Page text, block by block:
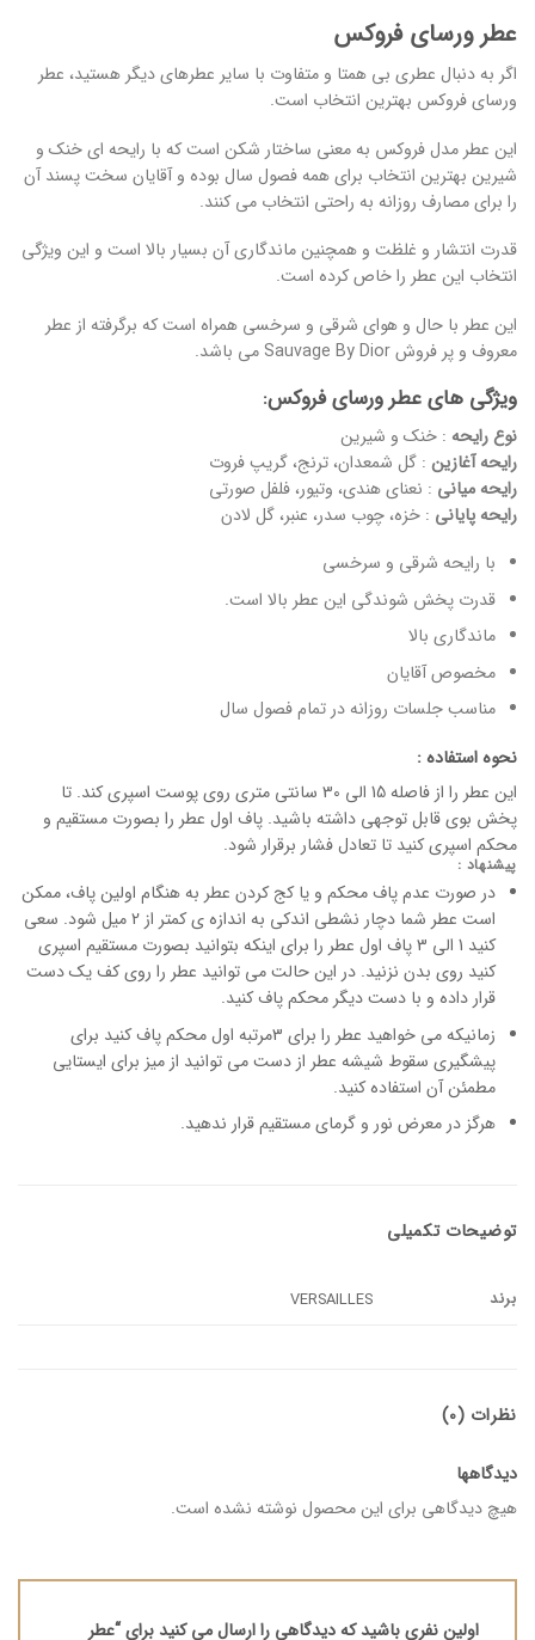
عطر ورسای فروکس
اگر به دنبال عطری بی همتا و متفاوت با سایر عطرهای دیگر هستید، عطر
ورسای فروکس بهترین انتخاب است.
این عطر مدل فروکس به معنی ساختار شکن است که با رایحه ای خنک و
شیرین بهترین انتخاب برای همه فصول سال بوده و آقایان سخت پسند آن
را برای مصارف روزانه به راحتی انتخاب می کنند.
قدرت انتشار و غلظت و همچنین ماندگاری آن بسیار بالا است و این ویژگی
انتخاب این عطر را خاص کرده است.
این عطر با حال و هوای شرقی و سرخسی همراه است که برگرفته از عطر
معروف و پر فروش Sauvage By Dior می باشد.
ویژگی های عطر ورسای فروکس:
نوع رایحه : خنک و شیرین
رایحه آغازین : گل شمعدان، ترنج، گریپ فروت
رایحه میانی : نعنای هندی، وتیور، فلفل صورتی
رایحه پایانی : خزه، چوب سدر، عنبر، گل لادن
با رایحه شرقی و سرخسی
قدرت پخش شوندگی این عطر بالا است.
ماندگاری بالا
مخصوص آقایان
مناسب جلسات روزانه در تمام فصول سال
نحوه استفاده :
این عطر را از فاصله 15 الی 30 سانتی متری روی پوست اسپری کند. تا
پخش بوی قابل توجهی داشته باشید. پاف اول عطر را بصورت مستقیم و
محکم اسپری کنید تا تعادل فشار برقرار شود.
پیشنهاد :
در صورت عدم پاف محکم و یا کج کردن عطر به هنگام اولین پاف، ممکن
است عطر شما دچار نشطی اندکی به اندازه ی کمتر از 2 میل شود. سعی
کنید 1 الی 3 پاف اول عطر را برای اینکه بتوانید بصورت مستقیم اسپری
کنید روی بدن نزنید. در این حالت می توانید عطر را روی کف یک دست
قرار داده و با دست دیگر محکم پاف کنید.
زمانیکه می خواهید عطر را برای 3مرتبه اول محکم پاف کنید برای
پیشگیری سقوط شیشه عطر از دست می توانید از میز برای ایستایی
مطمئن آن استفاده کنید.
هرگز در معرض نور و گرمای مستقیم قرار ندهید.
توضیحات تکمیلی
برند VERSAILLES
نظرات (0)
دیدگاهها
هیچ دیدگاهی برای این محصول نوشته نشده است.
اولین نفری باشید که دیدگاهی را ارسال می کنید برای “عطر